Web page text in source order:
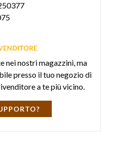
nei nostri magazzini, ma
presso il tuo negozio di
a te più vicino.